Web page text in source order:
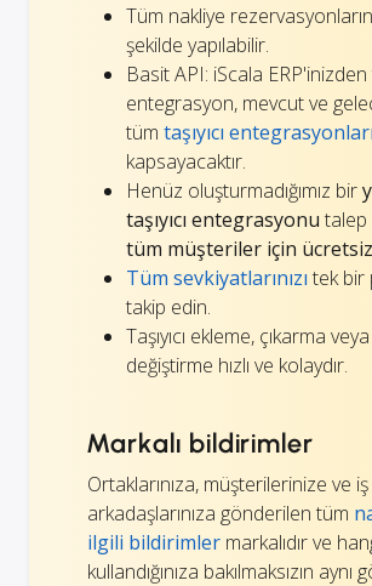
Tüm nakliye
şekilde yapılabilir.
Basit API: iScala
entegrasyon, mevcut ve
tüm taşıyıcı
kapsayacaktır.
Henüz oluşturmadığımız bir
taşıyıcı entegrasyonu talep
tüm müşteriler için
Tüm sevkiyatlarınızı tek bir
takip edin.
Taşıyıcı ekleme, çıkarma veya
değiştirme hızlı ve kolaydır.
Markalı bildirimler
Ortaklarınıza, müşterilerinize ve iş
arkadaşlarınıza gönderilen tüm
ilgili bildirimler markalıdır ve
kullandığınıza bakılmaksızın aynı